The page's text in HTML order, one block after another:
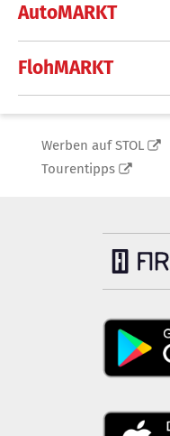
AutoMARKT
FlohMARKT
Werben auf STOL
Tourentipps